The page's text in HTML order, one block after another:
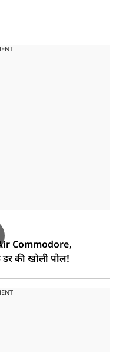
Air Commodore,
की खोली पोल!